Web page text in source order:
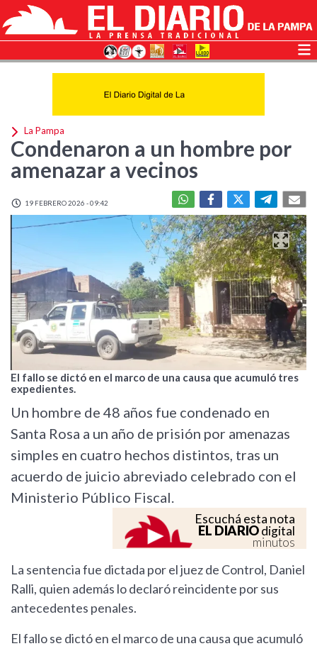
La Pampa
Condenaron a un hombre por
amenazar a vecinos
19 FEBRERO 2026 - 09:42
El fallo se dictó en el marco de una causa que acumuló tres
expedientes.
Un hombre de 48 años fue condenado en
Santa Rosa a un año de prisión por amenazas
simples en cuatro hechos distintos, tras un
acuerdo de juicio abreviado celebrado con el
Ministerio Público Fiscal.
Escuchá esta nota
EL DIARIOdigital
minutos
La sentencia fue dictada por el juez de Control, Daniel
Ralli, quien además lo declaró reincidente por sus
antecedentes penales.
El fallo se dictó en el marco de una causa que acumuló